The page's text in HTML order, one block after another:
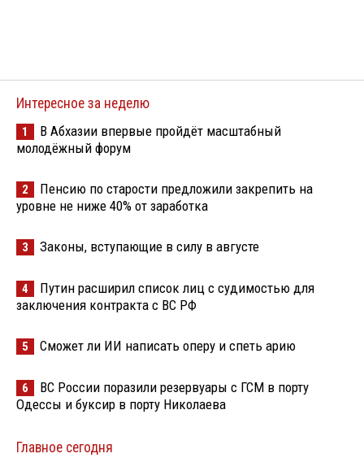
Интересное за неделю
1
В Абхазии впервые пройдёт масштабный
молодёжный форум
2
Пенсию по старости предложили закрепить на
уровне не ниже 40% от заработка
3 Законы, вступающие в силу в августе
4
Путин расширил список лиц с судимостью для
заключения контракта с ВС РФ
5 Сможет ли ИИ написать оперу и спеть арию
6
ВС России поразили резервуары с ГСМ в порту
Одессы и буксир в порту Николаева
Главное сегодня